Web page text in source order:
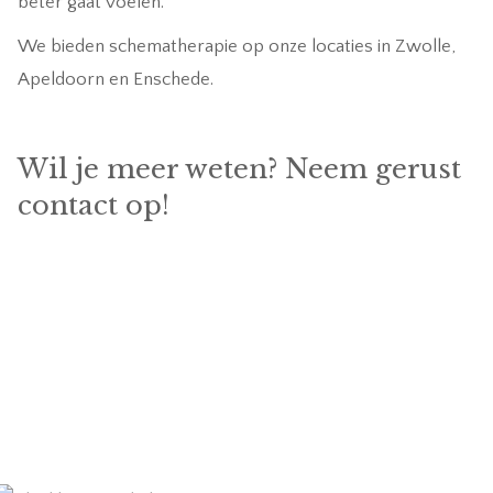
We bieden schematherapie op onze locaties in Zwolle,
Apeldoorn en Enschede.
Wil je meer weten? Neem gerust
contact op!